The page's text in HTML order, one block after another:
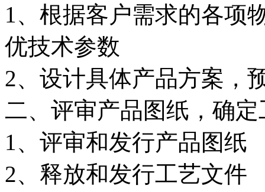
1、根据客户需求的各项
优技术参数
2、设计具体产品方案，
二、评审产品图纸，确
1、评审和发行产品图纸
2、释放和发行工艺文件